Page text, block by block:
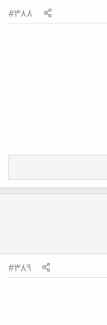
#388
#389